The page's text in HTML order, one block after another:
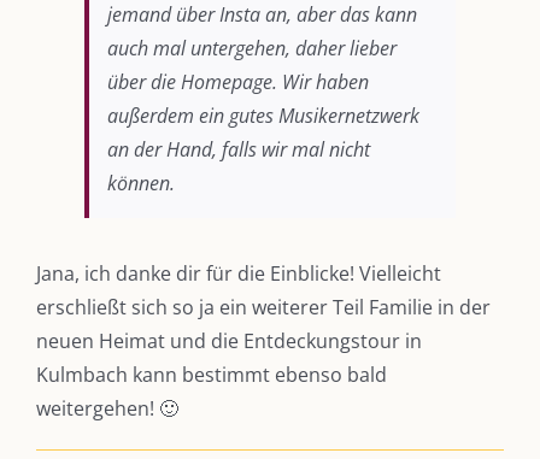
jemand über Insta an, aber das kann
auch mal untergehen, daher lieber
über die Homepage. Wir haben
außerdem ein gutes Musikernetzwerk
an der Hand, falls wir mal nicht
können.
Jana, ich danke dir für die Einblicke! Vielleicht
erschließt sich so ja ein weiterer Teil Familie in der
neuen Heimat und die Entdeckungstour in
Kulmbach kann bestimmt ebenso bald
weitergehen! 🙂
DIE KULMBLOGGERA
Kulmbloggera
Podcast
Kooperationen